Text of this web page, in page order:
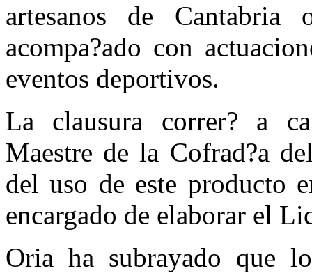
artesanos de
acompa?ado con
eventos deportivos.
La clausura correr? a
Maestre de la Cofrad?a
del uso de este producto
encargado de elaborar el
Oria ha subrayado que